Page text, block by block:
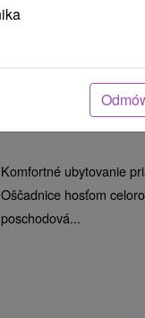
Chata u Gajdoša
Komfortné ubytovanie
Oščadnice hosťom
poschodová...